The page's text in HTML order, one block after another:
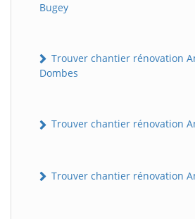
Bugey
Trouver chantier rénovation
Dombes
Trouver chantier rénovation
Trouver chantier rénovation